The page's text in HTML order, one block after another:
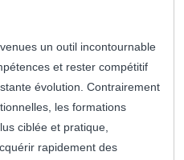
un outil incontournable
et rester compétitif
évolution. Contrairement
les formations
ciblée et pratique,
rapidement des